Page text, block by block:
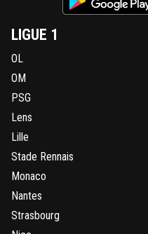
LIGUE 1
OL
OM
PSG
Lens
Lille
Stade Rennais
Monaco
Nantes
Strasbourg